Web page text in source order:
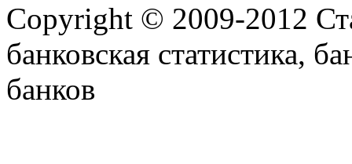
Copyright © 2009-2012
банковская статистика,
банков